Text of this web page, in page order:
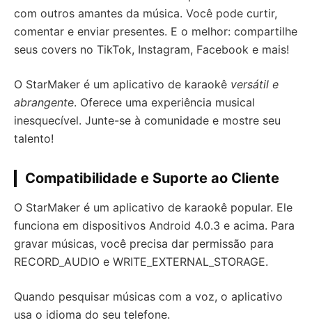
com outros amantes da música. Você pode curtir,
comentar e enviar presentes. E o melhor: compartilhe
seus covers no TikTok, Instagram, Facebook e mais!
O StarMaker é um aplicativo de karaokê versátil e
abrangente. Oferece uma experiência musical
inesquecível. Junte-se à comunidade e mostre seu
talento!
Compatibilidade e Suporte ao Cliente
O StarMaker é um aplicativo de karaokê popular. Ele
funciona em dispositivos Android 4.0.3 e acima. Para
gravar músicas, você precisa dar permissão para
RECORD_AUDIO e WRITE_EXTERNAL_STORAGE.
Quando pesquisar músicas com a voz, o aplicativo
usa o idioma do seu telefone.